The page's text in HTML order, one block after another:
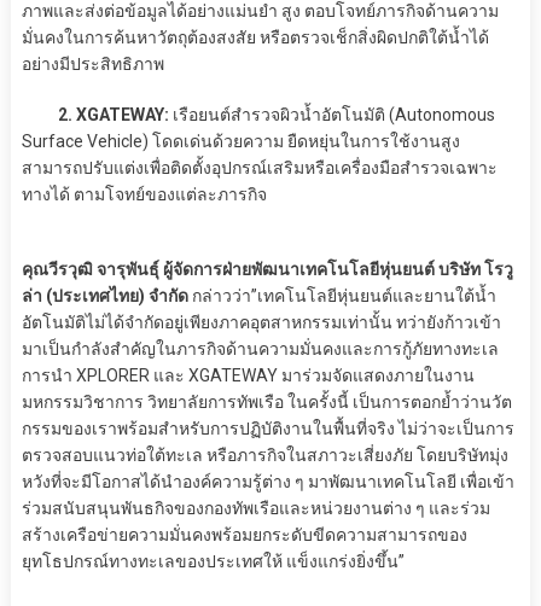
ภาพและส่งต่อข้อมูลได้อย่างแม่นยำ สูง ตอบโจทย์ภารกิจด้านความ
มั่นคงในการค้นหาวัตถุต้องสงสัย หรือตรวจเช็กสิ่งผิดปกติใต้น้ำได้
อย่างมีประสิทธิภาพ
2. XGATEWAY: เรือยนต์สำรวจผิวน้ำอัตโนมัติ (Autonomous
Surface Vehicle) โดดเด่นด้วยความ ยืดหยุ่นในการใช้งานสูง
สามารถปรับแต่งเพื่อติดตั้งอุปกรณ์เสริมหรือเครื่องมือสำรวจเฉพาะ
ทางได้ ตามโจทย์ของแต่ละภารกิจ
คุณวีรวุฒิ จารุพันธุ์ ผู้จัดการฝ่ายพัฒนาเทคโนโลยีหุ่นยนต์ บริษัท โรวู
ล่า (ประเทศไทย) จำกัด กล่าวว่า”เทคโนโลยีหุ่นยนต์และยานใต้น้ำ
อัตโนมัติไม่ได้จำกัดอยู่เพียงภาคอุตสาหกรรมเท่านั้น ทว่ายังก้าวเข้า
มาเป็นกำลังสำคัญในภารกิจด้านความมั่นคงและการกู้ภัยทางทะเล
การนำ XPLORER และ XGATEWAY มาร่วมจัดแสดงภายในงาน
มหกรรมวิชาการ วิทยาลัยการทัพเรือ ในครั้งนี้ เป็นการตอกย้ำว่านวัต
กรรมของเราพร้อมสำหรับการปฏิบัติงานในพื้นที่จริง ไม่ว่าจะเป็นการ
ตรวจสอบแนวท่อใต้ทะเล หรือภารกิจในสภาวะเสี่ยงภัย โดยบริษัทมุ่ง
หวังที่จะมีโอกาสได้นำองค์ความรู้ต่าง ๆ มาพัฒนาเทคโนโลยี เพื่อเข้า
ร่วมสนับสนุนพันธกิจของกองทัพเรือและหน่วยงานต่าง ๆ และร่วม
สร้างเครือข่ายความมั่นคงพร้อมยกระดับขีดความสามารถของ
ยุทโธปกรณ์ทางทะเลของประเทศให้ แข็งแกร่งยิ่งขึ้น”